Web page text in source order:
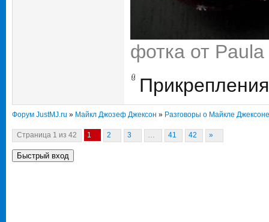
фотка от
Форум JustMJ.ru » Майкл Джозеф Джексон » Разговоры о Майкле Джексоне
Страница 1 из 42 1 2 3 … 41 42 »